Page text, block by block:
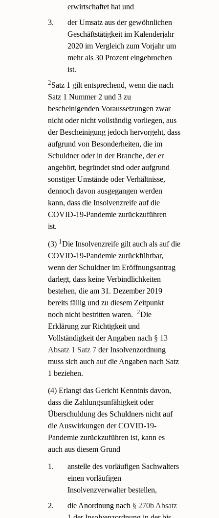
erwirtschaftet hat und
3.
der Umsatz aus der gewöhnlichen
Geschäftstätigkeit im Kalenderjahr
2020 im Vergleich zum Vorjahr um
mehr als 30 Prozent eingebrochen
ist.
2Satz 1 gilt entsprechend, wenn die nach
Satz 1 Nummer 2 und 3 zu
bescheinigenden Voraussetzungen zwar
nicht oder nicht vollständig vorliegen, aus
der Bescheinigung jedoch hervorgeht, dass
aufgrund von Besonderheiten, die im
Schuldner oder in der Branche, der er
angehört, begründet sind oder aufgrund
sonstiger Umstände oder Verhältnisse,
dennoch davon ausgegangen werden
kann, dass die Insolvenzreife auf die
COVID-19-Pandemie zurückzuführen
ist.
(3) 1Die Insolvenzreife gilt auch als auf die
COVID-19-Pandemie zurückführbar,
wenn der Schuldner im Eröffnungsantrag
darlegt, dass keine Verbindlichkeiten
bestehen, die am 31. Dezember 2019
bereits fällig und zu diesem Zeitpunkt
noch nicht bestritten waren.
2Die
Erklärung zur Richtigkeit und
Vollständigkeit der Angaben nach § 13
Absatz 1 Satz 7 der Insolvenzordnung
muss sich auch auf die Angaben nach Satz
1 beziehen.
(4) Erlangt das Gericht Kenntnis davon,
dass die Zahlungsunfähigkeit oder
Überschuldung des Schuldners nicht auf
die Auswirkungen der COVID-19-
Pandemie zurückzuführen ist, kann es
auch aus diesem Grund
1.
anstelle des vorläufigen Sachwalters
einen vorläufigen
Insolvenzverwalter bestellen,
2.
die Anordnung nach § 270b Absatz